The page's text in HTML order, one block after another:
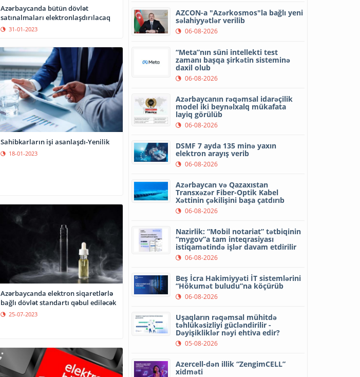
Azərbaycanda bütün dövlət
satınalmaları elektronlaşdırılacaq
31-01-2023
Sahibkarların işi asanlaşdı-Yenilik
18-01-2023
Azərbaycanda elektron siqaretlərlə
bağlı dövlət standartı qəbul ediləcək
25-07-2023
AZCON-a "Azərkosmos"la bağlı yeni
səlahiyyətlər verilib
06-08-2026
“Meta”nın süni intellekti test
zamanı başqa şirkətin sisteminə
daxil olub
06-08-2026
Azərbaycanın rəqəmsal idarəçilik
model iki beynəlxalq mükafata
layiq görülüb
06-08-2026
DSMF 7 ayda 135 minə yaxın
elektron arayış verib
06-08-2026
Azərbaycan və Qazaxıstan
Transxəzər Fiber-Optik Kabel
Xəttinin çəkilişini başa çatdırıb
06-08-2026
Nazirlik: “Mobil notariat” tətbiqinin
“mygov”a tam inteqrasiyası
istiqamətində işlər davam etdirilir
06-08-2026
Beş İcra Hakimiyyəti İT sistemlərini
“Hökumət buludu”na köçürüb
06-08-2026
Uşaqların rəqəmsal mühitdə
təhlükəsizliyi gücləndirilir -
Dəyişikliklər nəyi ehtiva edir?
05-08-2026
Azercell-dən illik “ZengimCELL”
xidməti